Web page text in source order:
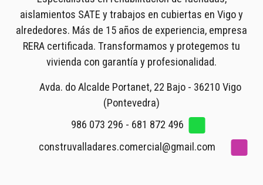
aislamientos SATE y trabajos en cubiertas en Vigo y
alrededores. Más de 15 años de experiencia, empresa
RERA certificada. Transformamos y protegemos tu
vivienda con garantía y profesionalidad.
Avda. do Alcalde Portanet, 22 Bajo - 36210 Vigo
(Pontevedra)
986 073 296 - 681 872 496
construvalladares.comercial@gmail.com